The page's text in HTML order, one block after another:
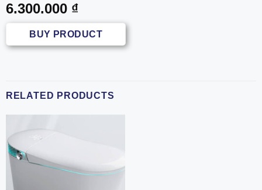
6.300.000 ₫
BUY PRODUCT
RELATED PRODUCTS